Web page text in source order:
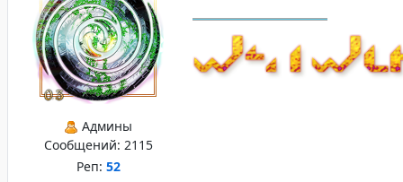
Админы
Сообщений: 2115
Реп: 52